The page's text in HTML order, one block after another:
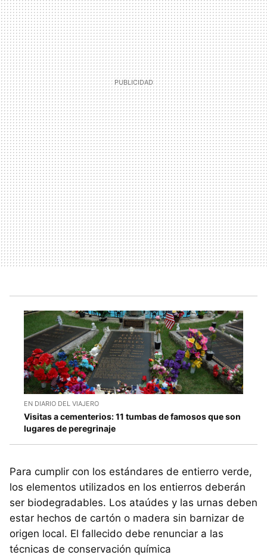
EN DIARIO DEL VIAJERO
Visitas a cementerios: 11 tumbas de famosos que son
lugares de peregrinaje
Para cumplir con los estándares de entierro verde,
los elementos utilizados en los entierros deberán
ser biodegradables. Los ataúdes y las urnas deben
estar hechos de cartón o madera sin barnizar de
origen local. El fallecido debe renunciar a las
técnicas de conservación química